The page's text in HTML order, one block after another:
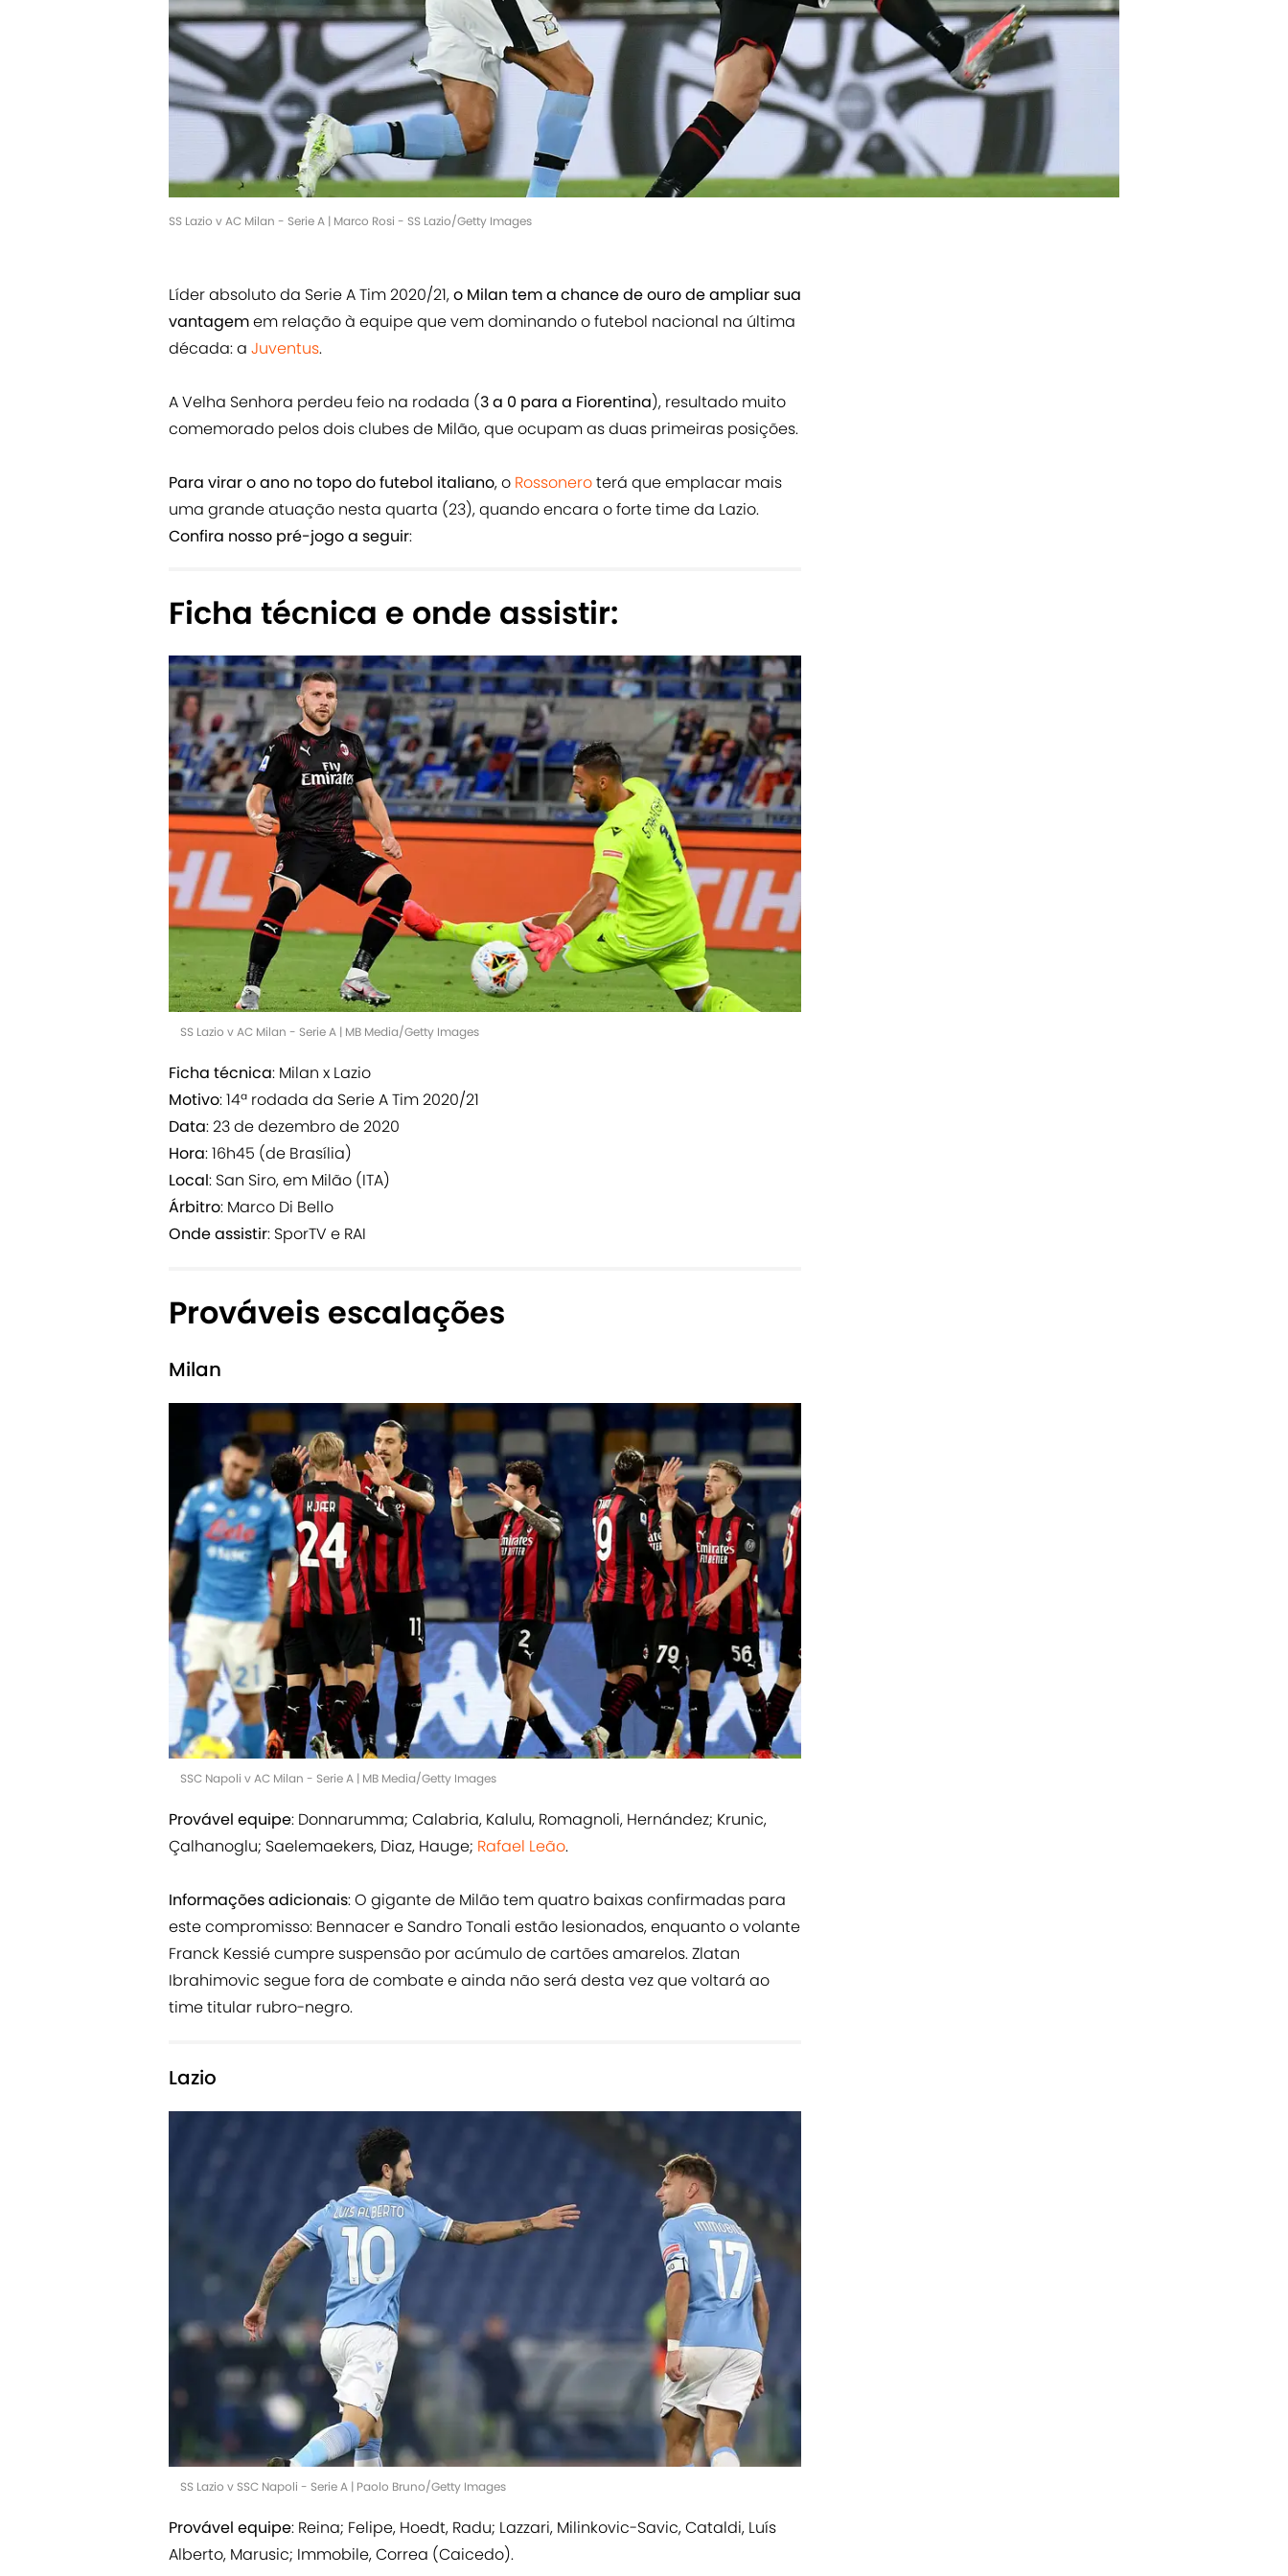
SS Lazio v AC Milan - Serie A | Marco Rosi - SS Lazio/Getty Images
Líder absoluto da Serie A Tim 2020/21,o Milan tem a chance de ouro de ampliar sua
vantagemem relação à equipe que vem dominando o futebol nacional na última
década: a Juventus.
A Velha Senhora perdeu feio na rodada (3 a 0 para a Fiorentina), resultado muito
comemorado pelos dois clubes de Milão, que ocupam as duas primeiras posições.
Para virar o ano no topo do futebol italiano, o Rossoneroterá que emplacar mais
uma grande atuação nesta quarta (23), quando encara o forte time da Lazio.
Confira nosso pré-jogo a seguir:
Ficha técnica e onde assistir:
SS Lazio v AC Milan - Serie A | MB Media/Getty Images
Ficha técnica: Milan x Lazio
Motivo: 14ª rodada da Serie A Tim 2020/21
Data: 23 de dezembro de 2020
Hora: 16h45 (de Brasília)
Local: San Siro, em Milão (ITA)
Árbitro: Marco Di Bello
Onde assistir: SporTV e RAI
Prováveis escalações
Milan
SSC Napoli v AC Milan - Serie A | MB Media/Getty Images
Provável equipe: Donnarumma; Calabria, Kalulu, Romagnoli, Hernández; Krunic,
Çalhanoglu; Saelemaekers, Diaz, Hauge; Rafael Leão.
Informações adicionais: O gigante de Milão tem quatro baixas confirmadas para
este compromisso: Bennacer e Sandro Tonali estão lesionados, enquanto o volante
Franck Kessié cumpre suspensão por acúmulo de cartões amarelos. Zlatan
Ibrahimovic segue fora de combate e ainda não será desta vez que voltará ao
time titular rubro-negro.
Lazio
SS Lazio v SSC Napoli - Serie A | Paolo Bruno/Getty Images
Provável equipe: Reina; Felipe, Hoedt, Radu; Lazzari, Milinkovic-Savic, Cataldi, Luís
Alberto, Marusic; Immobile, Correa (Caicedo).